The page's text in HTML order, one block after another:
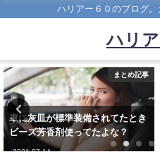
ハリアー６０のブログ。
ハリ
まとめ記事
仕事でフォークリフトばっか乗っ
てたワイがひっさしぶりに車運転
した結果wwwwwwwwwww